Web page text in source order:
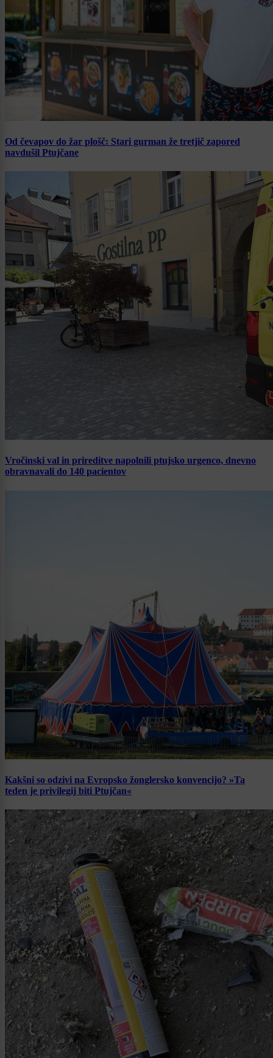
Od čevapov do žar plošč: Stari gurman že tretjič zapored
navdušil Ptujčane
Vročinski val in prireditve napolnili ptujsko urgenco, dnevno
obravnavali do 140 pacientov
Kakšni so odzivi na Evropsko žonglersko konvencijo? »Ta
teden je privilegij biti Ptujčan«